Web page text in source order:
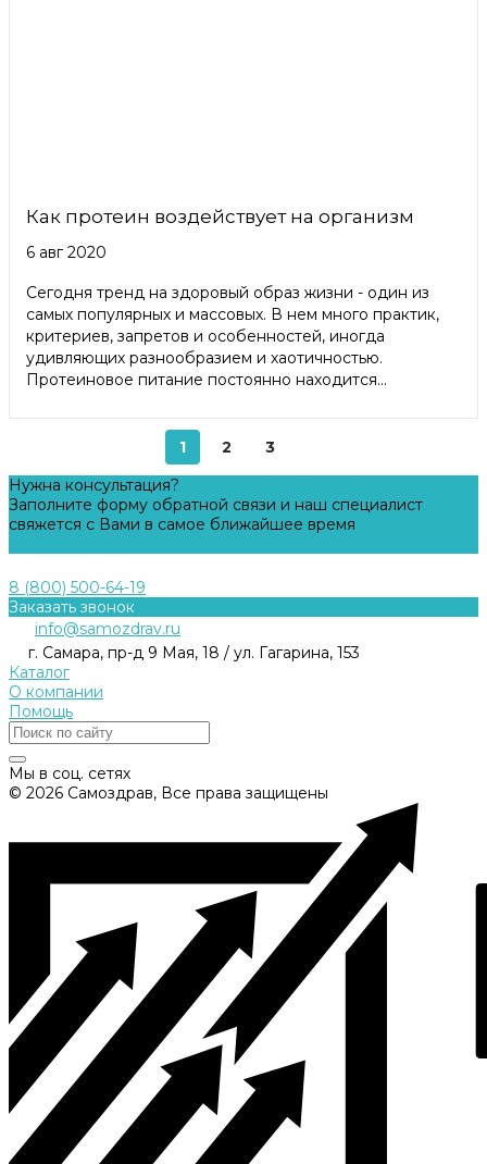
Как протеин воздействует на организм
6 авг 2020
Сегодня тренд на здоровый образ жизни - один из
самых популярных и массовых. В нем много практик,
критериев, запретов и особенностей, иногда
удивляющих разнообразием и хаотичностью.
Протеиновое питание постоянно находится...
1 2
3
Нужна консультация?
Заполните форму обратной связи и наш специалист
свяжется с Вами в самое ближайшее время
8 (800) 500-64-19
Заказать звонок
info@samozdrav.ru
г. Самара, пр-д 9 Мая, 18 / ул. Гагарина, 153
Каталог
О компании
Помощь
Мы в соц. сетях
© 2026 Самоздрав, Все права защищены